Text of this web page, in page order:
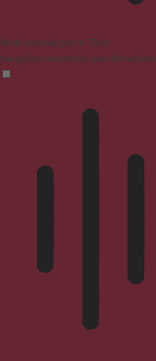
Mode convivial pour le TDAH
Navigation concentrée, sans distractions